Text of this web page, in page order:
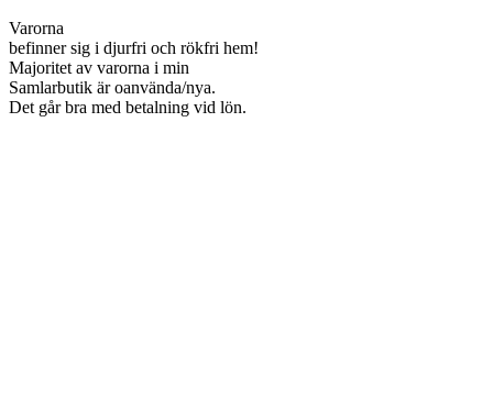
Varorna
befinner sig i djurfri och rökfri hem!
Majoritet av varorna i min
Samlarbutik är oanvända/nya.
Det går bra med betalning vid lön.